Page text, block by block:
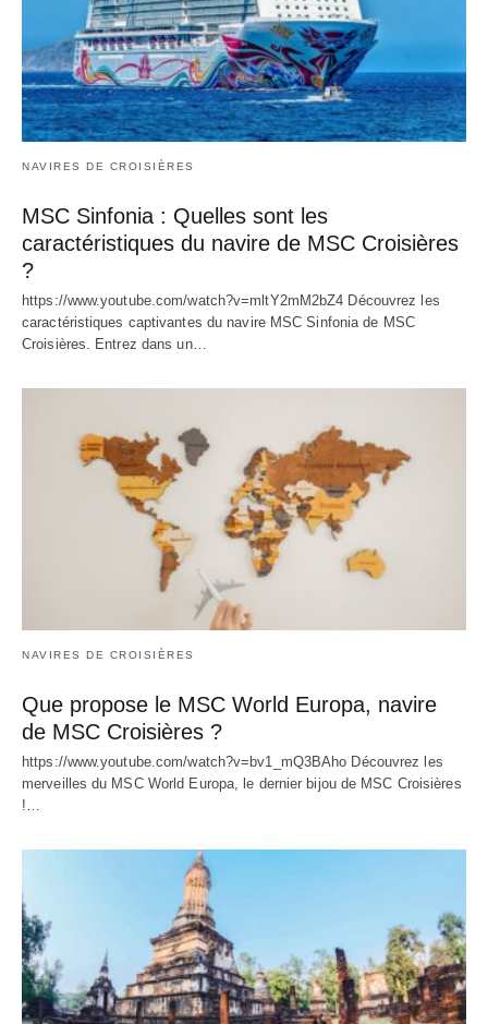
NAVIRES DE CROISIÈRES
MSC Sinfonia : Quelles sont les
caractéristiques du navire de MSC Croisières
?
https://www.youtube.com/watch?v=mltY2mM2bZ4 Découvrez les
caractéristiques captivantes du navire MSC Sinfonia de MSC
Croisières. Entrez dans un…
NAVIRES DE CROISIÈRES
Que propose le MSC World Europa, navire
de MSC Croisières ?
https://www.youtube.com/watch?v=bv1_mQ3BAho Découvrez les
merveilles du MSC World Europa, le dernier bijou de MSC Croisières
!…